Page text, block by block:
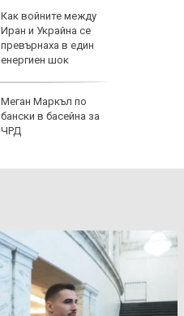
Как войните между
Иран и Украйна се
превърнаха в един
енергиен шок
Меган Маркъл по
бански в басейна за
ЧРД